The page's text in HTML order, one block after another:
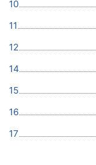
10
11
12
14
15
16
17